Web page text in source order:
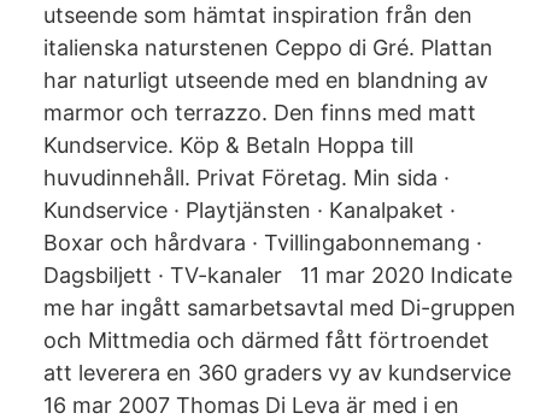
utseende som hämtat inspiration från den
italienska naturstenen Ceppo di Gré. Plattan
har naturligt utseende med en blandning av
marmor och terrazzo. Den finns med matt
Kundservice. Köp & Betaln Hoppa till
huvudinnehåll. Privat Företag. Min sida ·
Kundservice · Playtjänsten · Kanalpaket ·
Boxar och hårdvara · Tvillingabonnemang ·
Dagsbiljett · TV-kanaler 11 mar 2020 Indicate
me har ingått samarbetsavtal med Di-gruppen
och Mittmedia och därmed fått förtroendet
att leverera en 360 graders vy av kundservice
16 mar 2007 Thomas Di Leva är med i en